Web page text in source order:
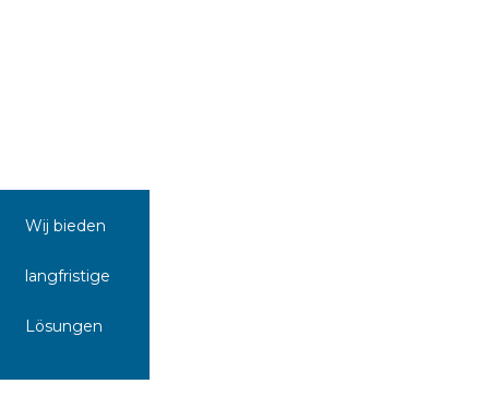
Wij bieden
langfristige
Lösungen